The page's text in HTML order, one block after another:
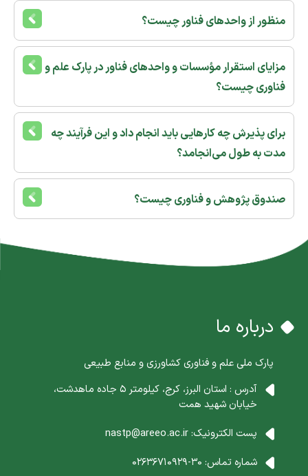
منظور از واحدهای فناور چیست؟
مزایای استقرار مؤسسات و واحدهای فناور در پارک علم و
فناوری چیست؟
برای پذیرش چه کارهایی باید انجام داد و این فرآیند چه
مدت به طول می‌انجامد؟
صندوق پژوهش و فناوری چیست؟
درباره ما
پارک ملی علم و فناوری کشاورزی و منابع طبیعی
آدرس : استان البرز، کرج، کیلومتر 5 جاده ماهدشت،
خیابان شهید همت
پست الکترونیک:nastp@areeo.ac.ir
شماره تماس: 30-02636710929